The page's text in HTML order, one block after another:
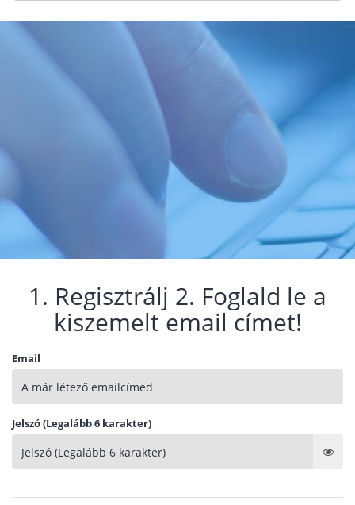
1. Regisztrálj 2. Foglald le a
kiszemelt email címet!
Email
Jelszó (Legalább 6 karakter)